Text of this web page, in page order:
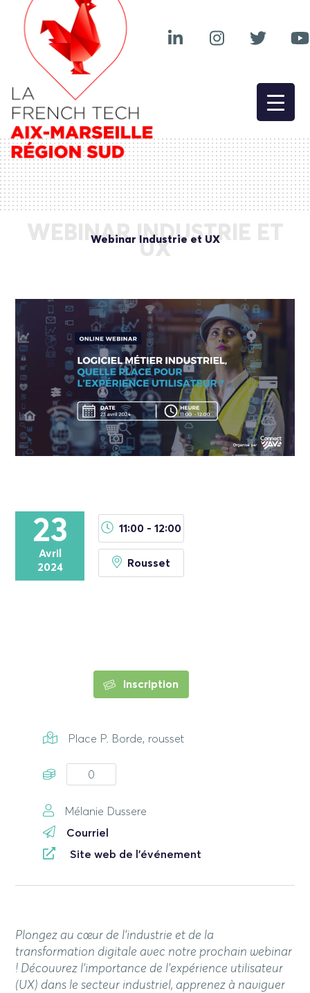
WEBINAR INDUSTRIE ET
UX
Webinar Industrie et UX
23
Avril
2024
11:00 - 12:00
Rousset
Inscription
Place P. Borde, rousset
0
Mélanie Dussere
Courriel
Site web de l'événement
Plongez au cœur de l’industrie et de la
transformation digitale avec notre prochain webinar
! Découvrez l’importance de l’expérience utilisateur
(UX) dans le secteur industriel, apprenez à naviguer